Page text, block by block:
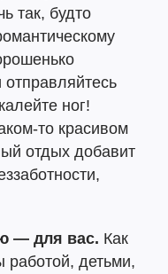
так, будто
отправляйтесь
ног!
то красивом
отдых добавит
— для вас. Как
детьми,